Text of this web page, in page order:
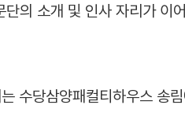
의 소개 및 인사 자리가 이
수당삼양패컬티하우스 송